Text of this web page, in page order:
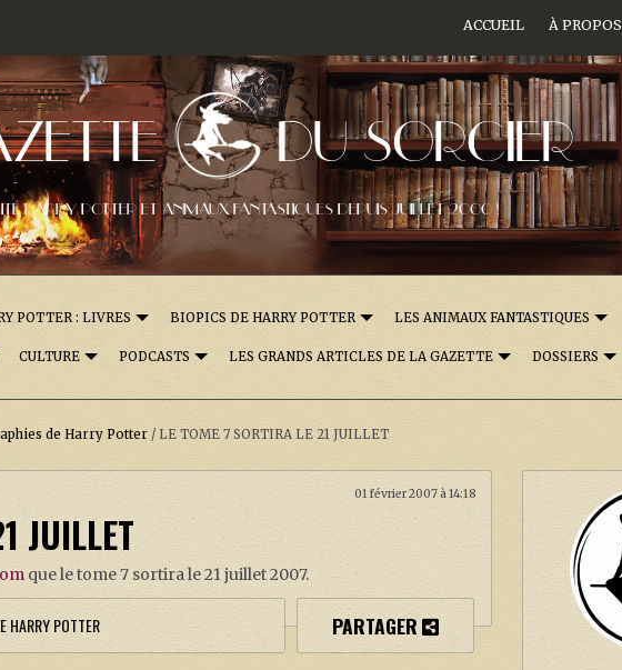
ACCUEIL À PROPOS
DU SORCIER
HARRY POTTER ET ANIMAUX FANTASTIQUES DEPUIS JUILLET 2000 !
POTTER : LIVRES BIOPICS DE HARRY POTTER LES ANIMAUX FANTASTIQUES
CULTURE PODCASTS LES GRANDS ARTICLES DE LA GAZETTE DOSSIERS
de Harry Potter / LE TOME 7 SORTIRA LE 21 JUILLET
01 février 2007 à 14:18
JUILLET
que le tome 7 sortira le 21 juillet 2007.
HARRY POTTER PARTAGER